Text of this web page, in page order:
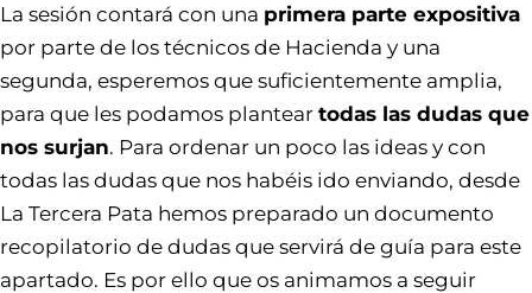
La sesión contará con una primera parte expositiva
por parte de los técnicos de Hacienda y una
segunda, esperemos que suficientemente amplia,
para que les podamos plantear todas las dudas que
nos surjan. Para ordenar un poco las ideas y con
todas las dudas que nos habéis ido enviando, desde
La Tercera Pata hemos preparado un documento
recopilatorio de dudas que servirá de guía para este
apartado. Es por ello que os animamos a seguir